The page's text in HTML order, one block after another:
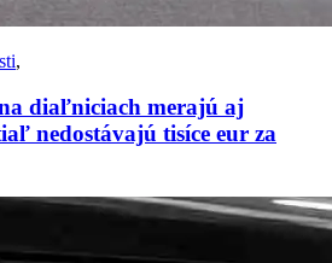
,
diaľniciach merajú aj
nedostávajú tisíce eur za